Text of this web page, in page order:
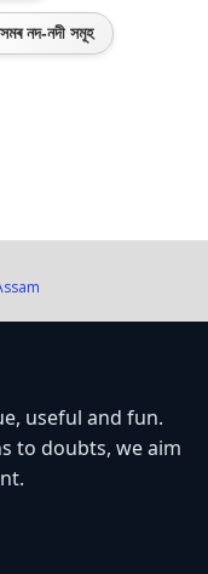
নদ-নদী সমূহ
useful and fun.
to doubts, we aim